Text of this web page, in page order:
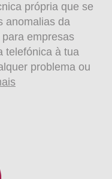
própria que se
anomalias da
empresas
telefónica à tua
problema ou